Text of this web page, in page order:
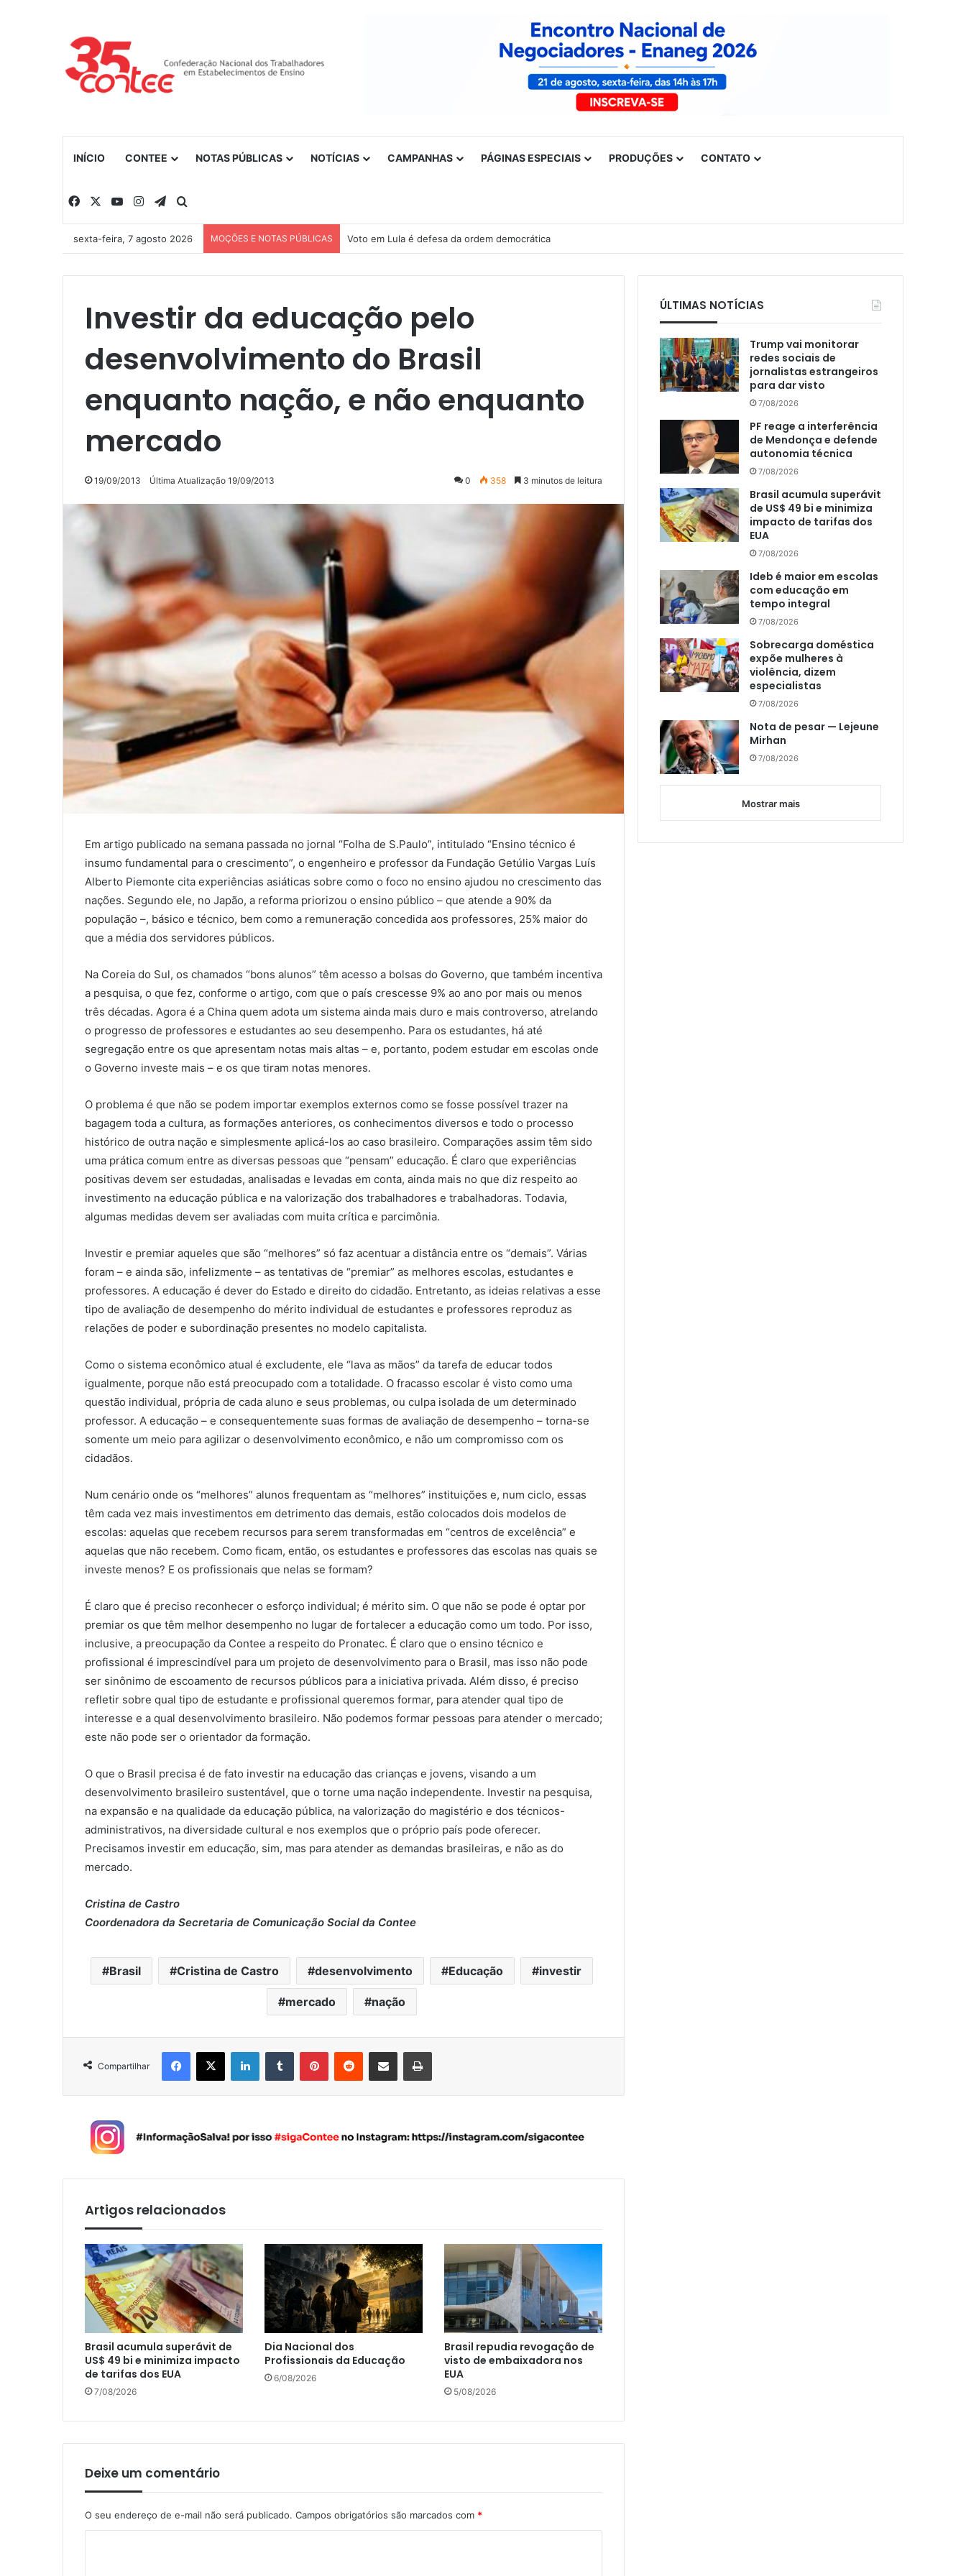
INÍCIO CONTEE NOTAS PÚBLICAS NOTÍCIAS CAMPANHAS PÁGINAS ESPECIAIS PRODUÇÕES CONTATO
Facebook YouTubeInstagramTelegram
sexta-feira, 7 agosto 2026 MOÇÕES E NOTAS PÚBLICAS Nota de solidariedade ao povo venezuelano
Investir da educação pelo
desenvolvimento do Brasil
enquanto nação, e não enquanto
mercado
19/09/2013 Última Atualização 19/09/2013 0 358 3 minutos de leitura
Em artigo publicado na semana passada no jornal “Folha de S.Paulo”, intitulado “Ensino técnico é
insumo fundamental para o crescimento”, o engenheiro e professor da Fundação Getúlio Vargas Luís
Alberto Piemonte cita experiências asiáticas sobre como o foco no ensino ajudou no crescimento das
nações. Segundo ele, no Japão, a reforma priorizou o ensino público – que atende a 90% da
população –, básico e técnico, bem como a remuneração concedida aos professores, 25% maior do
que a média dos servidores públicos.
Na Coreia do Sul, os chamados “bons alunos” têm acesso a bolsas do Governo, que também incentiva
a pesquisa, o que fez, conforme o artigo, com que o país crescesse 9% ao ano por mais ou menos
três décadas. Agora é a China quem adota um sistema ainda mais duro e mais controverso, atrelando
o progresso de professores e estudantes ao seu desempenho. Para os estudantes, há até
segregação entre os que apresentam notas mais altas – e, portanto, podem estudar em escolas onde
o Governo investe mais – e os que tiram notas menores.
O problema é que não se podem importar exemplos externos como se fosse possível trazer na
bagagem toda a cultura, as formações anteriores, os conhecimentos diversos e todo o processo
histórico de outra nação e simplesmente aplicá-los ao caso brasileiro. Comparações assim têm sido
uma prática comum entre as diversas pessoas que “pensam” educação. É claro que experiências
positivas devem ser estudadas, analisadas e levadas em conta, ainda mais no que diz respeito ao
investimento na educação pública e na valorização dos trabalhadores e trabalhadoras. Todavia,
algumas medidas devem ser avaliadas com muita crítica e parcimônia.
Investir e premiar aqueles que são “melhores” só faz acentuar a distância entre os “demais”. Várias
foram – e ainda são, infelizmente – as tentativas de “premiar” as melhores escolas, estudantes e
professores. A educação é dever do Estado e direito do cidadão. Entretanto, as ideias relativas a esse
tipo de avaliação de desempenho do mérito individual de estudantes e professores reproduz as
relações de poder e subordinação presentes no modelo capitalista.
Como o sistema econômico atual é excludente, ele “lava as mãos” da tarefa de educar todos
igualmente, porque não está preocupado com a totalidade. O fracasso escolar é visto como uma
questão individual, própria de cada aluno e seus problemas, ou culpa isolada de um determinado
professor. A educação – e consequentemente suas formas de avaliação de desempenho – torna-se
somente um meio para agilizar o desenvolvimento econômico, e não um compromisso com os
cidadãos.
Num cenário onde os “melhores” alunos frequentam as “melhores” instituições e, num ciclo, essas
têm cada vez mais investimentos em detrimento das demais, estão colocados dois modelos de
escolas: aquelas que recebem recursos para serem transformadas em “centros de excelência” e
aquelas que não recebem. Como ficam, então, os estudantes e professores das escolas nas quais se
investe menos? E os profissionais que nelas se formam?
É claro que é preciso reconhecer o esforço individual; é mérito sim. O que não se pode é optar por
premiar os que têm melhor desempenho no lugar de fortalecer a educação como um todo. Por isso,
inclusive, a preocupação da Contee a respeito do Pronatec. É claro que o ensino técnico e
profissional é imprescindível para um projeto de desenvolvimento para o Brasil, mas isso não pode
ser sinônimo de escoamento de recursos públicos para a iniciativa privada. Além disso, é preciso
refletir sobre qual tipo de estudante e profissional queremos formar, para atender qual tipo de
interesse e a qual desenvolvimento brasileiro. Não podemos formar pessoas para atender o mercado;
este não pode ser o orientador da formação.
O que o Brasil precisa é de fato investir na educação das crianças e jovens, visando a um
desenvolvimento brasileiro sustentável, que o torne uma nação independente. Investir na pesquisa,
na expansão e na qualidade da educação pública, na valorização do magistério e dos técnicos-
administrativos, na diversidade cultural e nos exemplos que o próprio país pode oferecer.
Precisamos investir em educação, sim, mas para atender as demandas brasileiras, e não as do
mercado.
Cristina de Castro
Coordenadora da Secretaria de Comunicação Social da Contee
Brasil Cristina de Castro desenvolvimento Educação investir
mercado nação
Compartilhar
Artigos relacionados
Brasil acumula superávit de
US$ 49 bi e minimiza impacto
de tarifas dos EUA
7/08/2026
Dia Nacional dos
Profissionais da Educação
6/08/2026
Brasil repudia revogação de
visto de embaixadora nos
EUA
5/08/2026
Deixe um comentário
O seu endereço de e-mail não será publicado. Campos obrigatórios são marcados com *
ÚLTIMAS NOTÍCIAS
Trump vai monitorar
redes sociais de
jornalistas estrangeiros
para dar visto
7/08/2026
PF reage a interferência
de Mendonça e defende
autonomia técnica
7/08/2026
Brasil acumula superávit
de US$ 49 bi e minimiza
impacto de tarifas dos
EUA
7/08/2026
Ideb é maior em escolas
com educação em
tempo integral
7/08/2026
Sobrecarga doméstica
expõe mulheres à
violência, dizem
especialistas
7/08/2026
Nota de pesar — Lejeune
Mirhan
7/08/2026
Mostrar mais